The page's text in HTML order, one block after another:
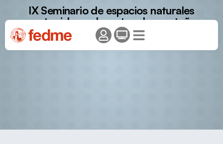
IX Seminario de espacios naturales
protegidos y deportes de montaña